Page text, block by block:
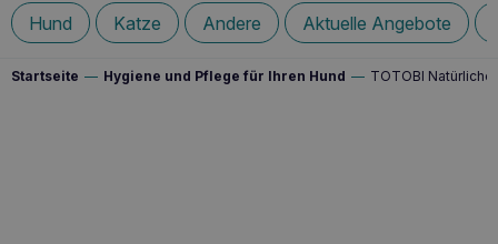
Hund Katze Andere Aktuelle Angebote
Startseite — Hygiene und Pflege für Ihren Hund — TOTOBI